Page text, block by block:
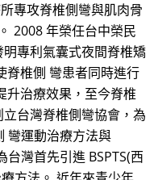
專攻脊椎側彎與肌肉骨
2008 年榮任台中榮民
專利氣囊式夜間脊椎矯
脊椎側 彎患者同時進行
升治療效果，至今脊椎
台灣脊椎側彎協會，為
彎運動治療方法與
灣首先引進 BSPTS(西